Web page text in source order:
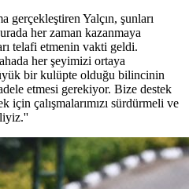
gerçekleştiren Yalçın, şunları
her zaman kazanmaya
telafi etmenin vakti geldi.
her şeyimizi ortaya
bir kulüpte olduğu bilincinin
etmesi gerekiyor. Bize destek
için çalışmalarımızı sürdürmeli ve